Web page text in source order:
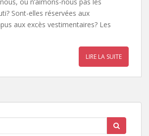
Sont-elles réservées aux
aux excès vestimentaires? Les
LIRE LA SUITE